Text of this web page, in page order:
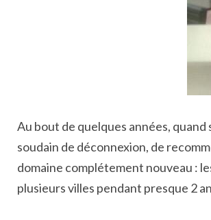
Au bout de quelques années,
soudain de déconnexion, de
domaine complétement nouveau :
plusieurs villes pendant presque 2